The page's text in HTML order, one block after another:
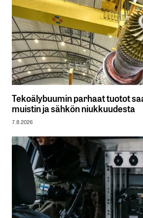
Tekoälybuumin parhaat tuotot
muistin ja sähkön niukkuudesta
7.8.2026